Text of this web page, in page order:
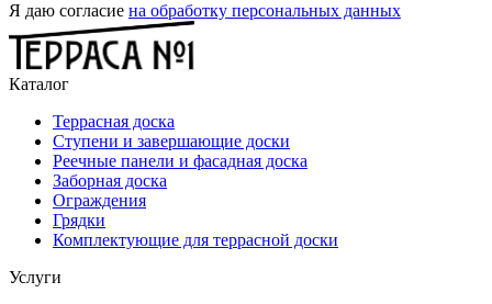
Я даю согласие на обработку персональных данных
Каталог
Террасная доска
Ступени и завершающие доски
Реечные панели и фасадная доска
Заборная доска
Ограждения
Грядки
Комплектующие для террасной доски
Услуги